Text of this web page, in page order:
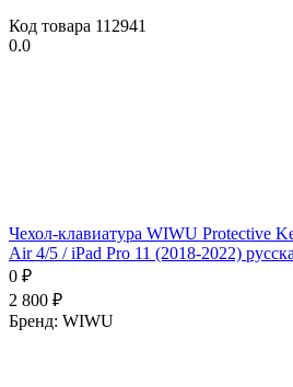
Код товара 112941
0.0
Чехол-клавиатура WIWU Protective
Air 4/5 / iPad Pro 11 (2018-2022)
0 ₽
2 800 ₽
Бренд: WIWU